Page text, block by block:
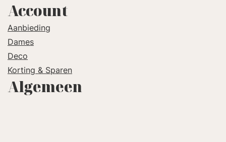
Account
Aanbieding
Dames
Deco
Korting & Sparen
Algemeen